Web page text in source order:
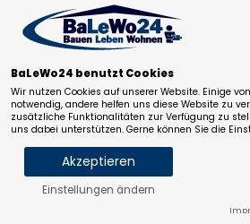
MX Gartensessel Florenz 2er Set
164,11€ 143,96
inkl. 19% MwSt. zzgl.
Lieferfrist: ca. 6-10
BaLeWo24 benutzt Cookies
Wir nutzen Cookies auf unserer Website. Einige
notwendig, andere helfen uns diese Website zu
zusätzliche Funktionalitäten zur Verfügung zu
uns dabei unterstützen. Gerne können Sie die
Akzeptieren
Einstellungen ändern
Statistik